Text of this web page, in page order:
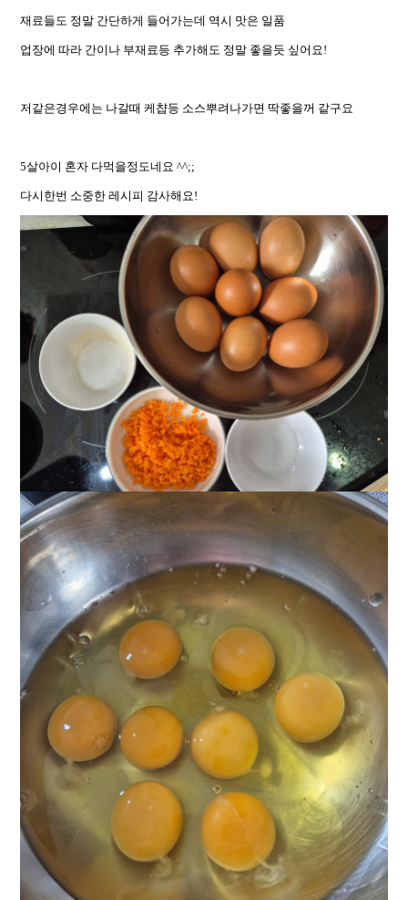
재료들도 정말 간단하게 들어가는데 역시 맛은 일품
업장에 따라 간이나 부재료등 추가해도 정말 좋을듯 싶어요!
저같은경우에는 나갈때 케챱등 소스뿌려나가면 딱좋을꺼 같구요
5살아이 혼자 다먹을정도네요 ^^;;
다시한번 소중한 레시피 감사해요!